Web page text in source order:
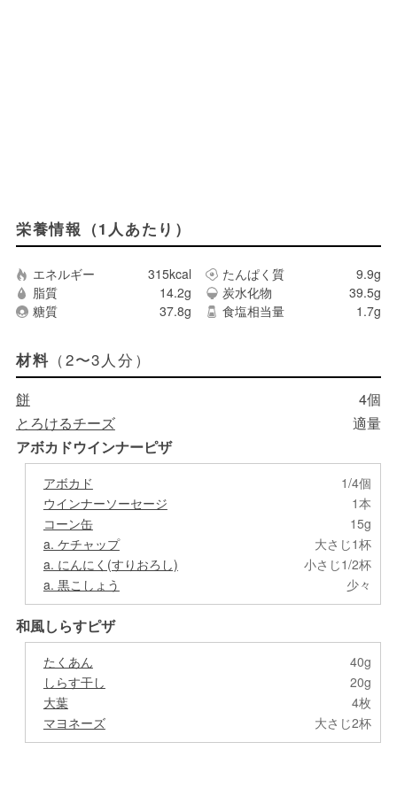
栄養情報（1人あたり）
エネルギー 315kcal たんぱく質
9.9g
脂質
14.2g 炭水化物
39.5g
糖質
37.8g 食塩相当量 1.7g
材料 （2〜3人分）
餅
4個
とろけるチーズ
適量
アボカドウインナーピザ
アボカド
1/4個
ウインナーソーセージ
1本
コーン缶
15g
a. ケチャップ
大さじ1杯
a. にんにく(すりおろし)
小さじ1/2杯
a. 黒こしょう
少々
和風しらすピザ
たくあん
40g
しらす干し
20g
大葉
4枚
マヨネーズ
大さじ2杯